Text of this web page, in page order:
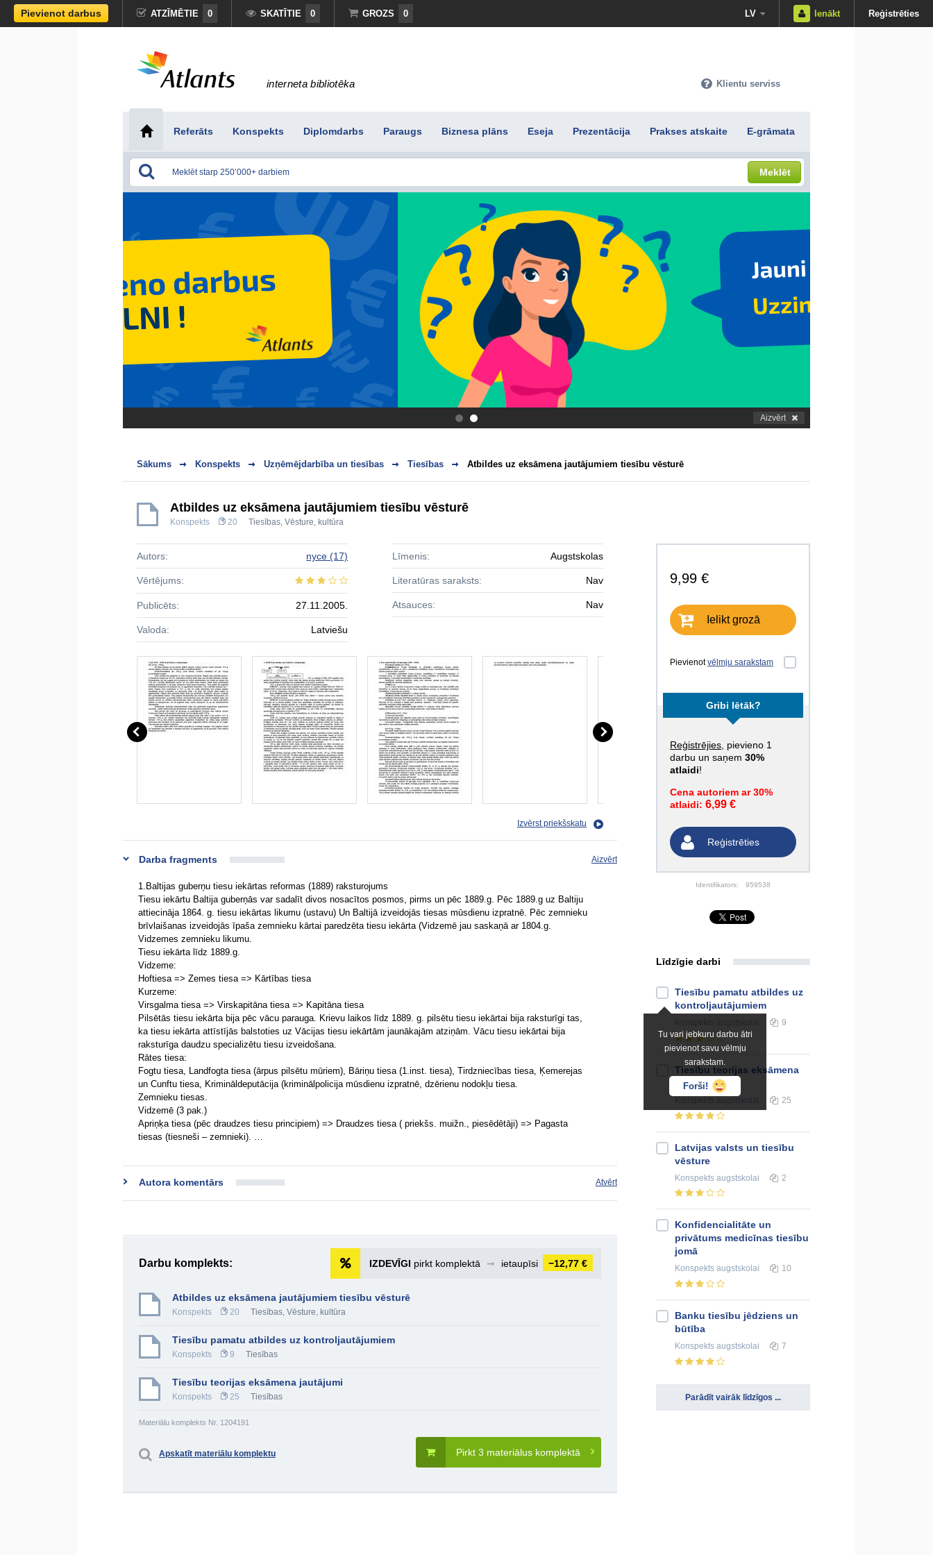
Pievienot darbus ATZĪMĒTIE 0 SKATĪTIE 0 GROZS 0 LV Ienākt Reģistrēties
interneta bibliotēka Klientu serviss
Referāts Konspekts Diplomdarbs Paraugs Biznesa plāns Eseja Prezentācija Prakses atskaite E-grāmata
Meklēt
. Aizvērt
Sākums Konspekts Uzņēmējdarbība un tiesības Tiesības Atbildes uz eksāmena jautājumiem tiesību vēsturē
Atbildes uz eksāmena jautājumiem tiesību vēsturē
Konspekts 20 Tiesības, Vēsture, kultūra
9,99 €
Ielikt grozā
Pievienotvēlmju sarakstam
Gribi lētāk?
Reģistrējies , pievieno 1
darbu un saņem 30%
atlaidi!
Cena autoriem ar 30%
atlaidi: 6,99 €
Reģistrēties
Identifikators: 959538
Autors: nyce (17)
Vērtējums:
Publicēts: 27.11.2005.
Valoda: Latviešu
Līmenis: Augstskolas
Literatūras saraksts: Nav
Atsauces: Nav
Izvērst priekšskatu
Darba fragments Aizvērt
1.Baltijas guberņu tiesu iekārtas reformas (1889) raksturojums
Tiesu iekārtu Baltija guberņās var sadalīt divos nosacītos posmos, pirms un pēc 1889.g. Pēc 1889.g uz Baltiju
attiecināja 1864. g. tiesu iekārtas likumu (ustavu) Un Baltijā izveidojās tiesas mūsdienu izpratnē. Pēc zemnieku
brīvlaišanas izveidojās īpaša zemnieku kārtai paredzēta tiesu iekārta (Vidzemē jau saskaņā ar 1804.g.
Vidzemes zemnieku likumu.
Tiesu iekārta līdz 1889.g.
Vidzeme:
Hoftiesa => Zemes tiesa => Kārtības tiesa
Kurzeme:
Virsgalma tiesa => Virskapitāna tiesa => Kapitāna tiesa
Pilsētās tiesu iekārta bija pēc vācu parauga. Krievu laikos līdz 1889. g. pilsētu tiesu iekārtai bija raksturīgi tas,
ka tiesu iekārta attīstījās balstoties uz Vācijas tiesu iekārtām jaunākajām atziņām. Vācu tiesu iekārtai bija
raksturīga daudzu specializētu tiesu izveidošana.
Rātes tiesa:
Fogtu tiesa, Landfogta tiesa (ārpus pilsētu mūriem), Bāriņu tiesa (1.inst. tiesa), Tirdzniecības tiesa, Ķemerejas
un Cunftu tiesa, Krimināldeputācija (kriminālpolicija mūsdienu izpratnē, dzērienu nodokļu tiesa.
Zemnieku tiesas.
Vidzemē (3 pak.)
Apriņķa tiesa (pēc draudzes tiesu principiem) => Draudzes tiesa ( priekšs. muižn., piesēdētāji) => Pagasta
tiesas (tiesneši – zemnieki). …
Autora komentārs Atvērt
Darbu komplekts: IZDEVĪGI pirkt komplektā ➞ ietaupīsi −12,77 €
Atbildes uz eksāmena jautājumiem tiesību vēsturē
Konspekts 20 Tiesības, Vēsture, kultūra
Tiesību pamatu atbildes uz kontroljautājumiem
Konspekts 9 Tiesības
Tiesību teorijas eksāmena jautājumi
Konspekts 25 Tiesības
Materiālu komplekts Nr. 1204191
Pirkt 3 materiālus komplektā
Apskatīt materiālu komplektu
Līdzīgie darbi
Tu vari jebkuru darbu ātri
pievienot savu vēlmju
sarakstam.
Forši!
Tiesību pamatu atbildes uz
kontroljautājumiem
9
Tiesību teorijas eksāmena
jautājumi
25
Latvijas valsts un tiesību
vēsture
Konspekts augstskolai 2
Konfidencialitāte un
privātums medicīnas tiesību
jomā
Konspekts augstskolai 10
Banku tiesību jēdziens un
būtība
Konspekts augstskolai 7
Parādīt vairāk līdzīgos ...